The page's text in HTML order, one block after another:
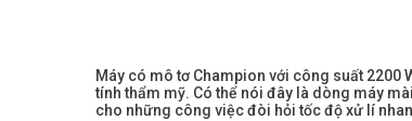
Máy có mô tơ Champion với công suất 2200
tính thẩm mỹ. Có thể nói đây là dòng máy
cho những công việc đòi hỏi tốc độ xử lí